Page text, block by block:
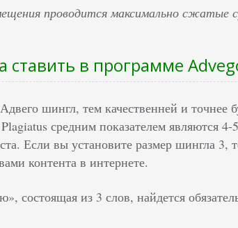
проводится максимально сжатые
ставить в программе
шингл, тем качественней и точнее
средним показателем являются 4-
Если вы установите размер шингла 3,
контента в интернете.
состоящая из 3 слов, найдется